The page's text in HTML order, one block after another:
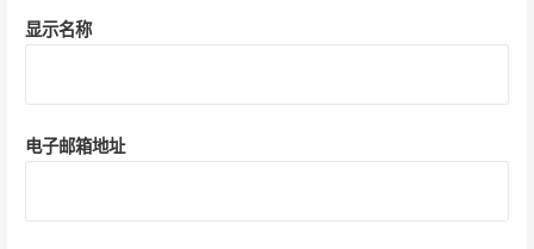
显示名称
电子邮箱地址